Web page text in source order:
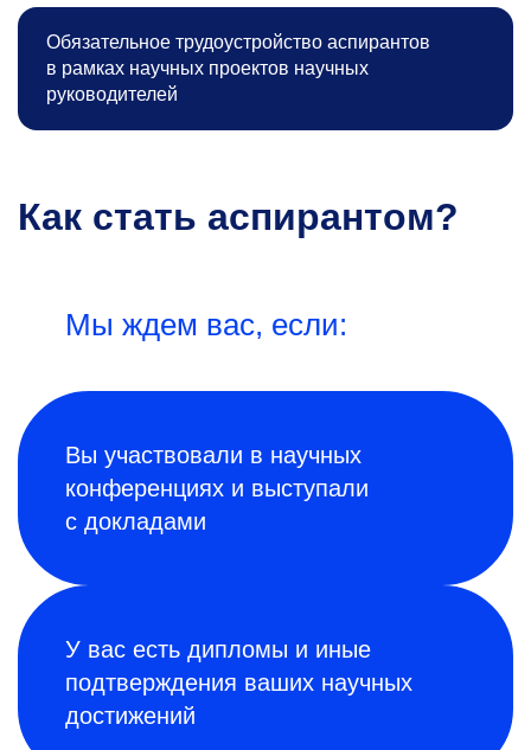
Обязательное трудоустройство аспирантов
в рамках научных проектов научных
руководителей
Как стать аспирантом?
Мы ждем вас, если:
Вы участвовали в научных
конференциях и выступали
с докладами
У вас есть дипломы и иные
подтверждения ваших научных
достижений